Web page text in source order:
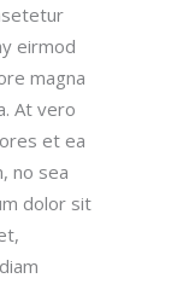
eirmod
magna
At vero
et ea
no sea
dolor sit